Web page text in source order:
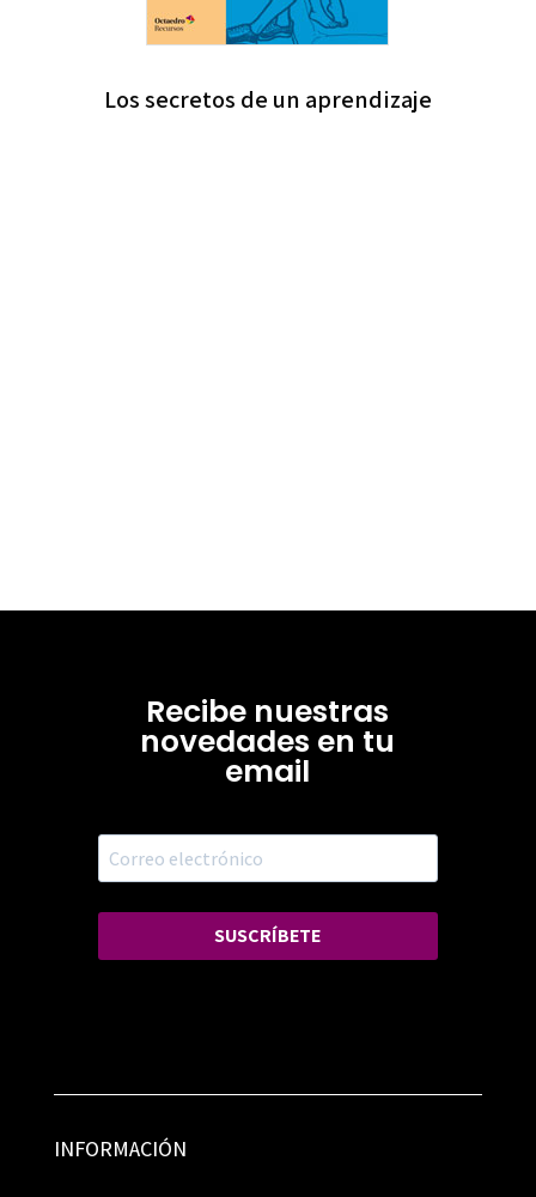
Los secretos de un aprendizaje
Recibe nuestras
novedades en tu
email
SUSCRÍBETE
INFORMACIÓN